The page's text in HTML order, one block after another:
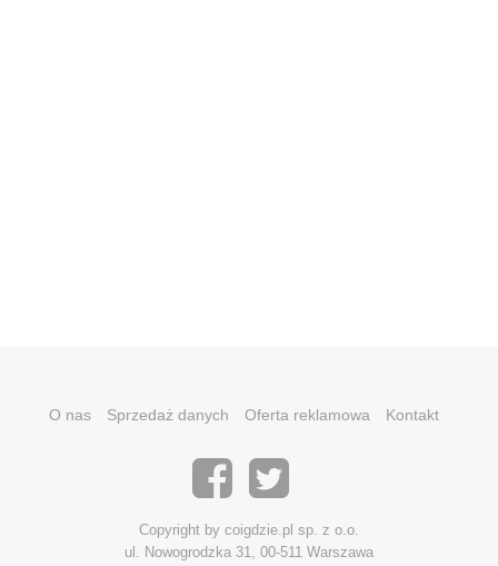
O nas Sprzedaż danych Oferta reklamowa Kontakt
Copyright by coigdzie.pl sp. z o.o.
ul. Nowogrodzka 31, 00-511 Warszawa